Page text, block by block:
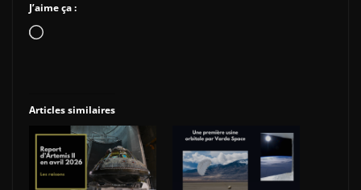
J’aime ça :
Chargement…
Articles similaires